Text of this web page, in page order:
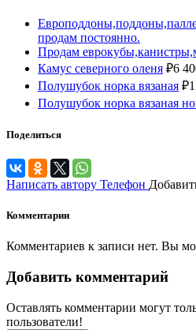
продам постоянно.
Продам
Камус северного оленя ₽6
Полушубок норка вязаная ₽
Полушубок норка вязаная
Поделиться
Написать автору Телефон
Комментарии
Комментариев к записи нет. Вы
Добавить комментарий
Оставлять комментарии могут
пользователи!